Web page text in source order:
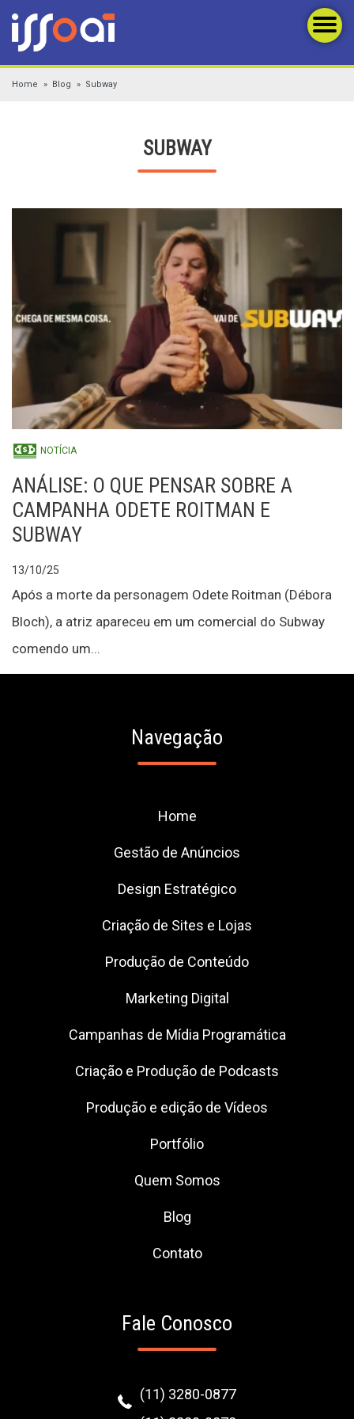
Home Blog Subway
SUBWAY
NOTÍCIA
ANÁLISE: O QUE PENSAR SOBRE A
CAMPANHA ODETE ROITMAN E
SUBWAY
13/10/25
Após a morte da personagem Odete Roitman (Débora
Bloch), a atriz apareceu em um comercial do Subway
comendo um...
Navegação
Home
Gestão de Anúncios
Design Estratégico
Criação de Sites e Lojas
Produção de Conteúdo
Marketing Digital
Campanhas de Mídia Programática
Criação e Produção de Podcasts
Produção e edição de Vídeos
Portfólio
Quem Somos
Blog
Contato
Fale Conosco
(11) 3280-0877